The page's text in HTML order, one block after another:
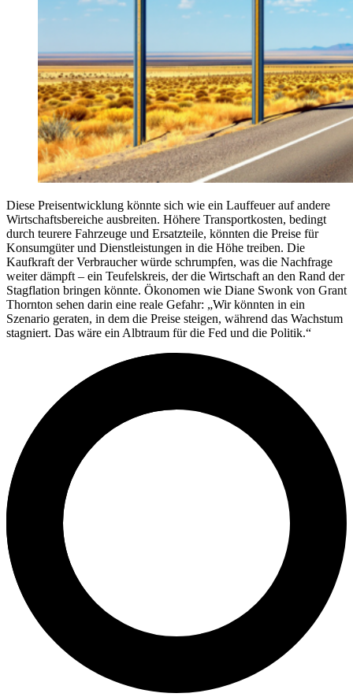
Diese Preisentwicklung könnte sich wie ein Lauffeuer auf andere
Wirtschaftsbereiche ausbreiten. Höhere Transportkosten, bedingt
durch teurere Fahrzeuge und Ersatzteile, könnten die Preise für
Konsumgüter und Dienstleistungen in die Höhe treiben. Die
Kaufkraft der Verbraucher würde schrumpfen, was die Nachfrage
weiter dämpft – ein Teufelskreis, der die Wirtschaft an den Rand der
Stagflation bringen könnte. Ökonomen wie Diane Swonk von Grant
Thornton sehen darin eine reale Gefahr: „Wir könnten in ein
Szenario geraten, in dem die Preise steigen, während das Wachstum
stagniert. Das wäre ein Albtraum für die Fed und die Politik.“